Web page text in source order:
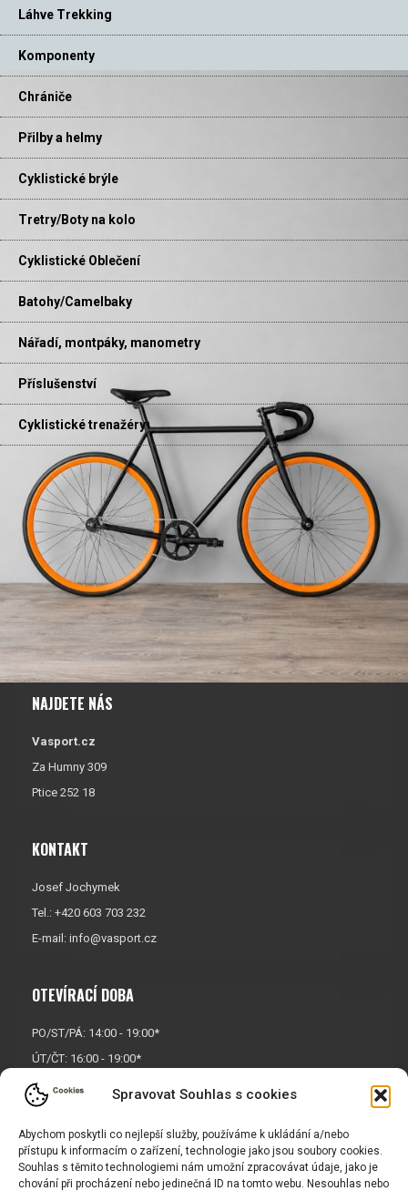
Spravovat Souhlas s cookies
Abychom poskytli co nejlepší služby, používáme k ukládání a/nebo
přístupu k informacím o zařízení, technologie jako jsou soubory cookies.
Souhlas s těmito technologiemi nám umožní zpracovávat údaje, jako je
chování při procházení nebo jedinečná ID na tomto webu. Nesouhlas nebo
Láhve Trekking
Komponenty
Chrániče
Přilby a helmy
Cyklistické brýle
Tretry/Boty na kolo
Cyklistické Oblečení
Batohy/Camelbaky
Nářadí, montpáky, manometry
Příslušenství
Cyklistické trenažéry
NAJDETE NÁS
Vasport.cz
Za Humny 309
Ptice 252 18
KONTAKT
Josef Jochymek
Tel.: +420 603 703 232
E-mail: info@vasport.cz
OTEVÍRACÍ DOBA
PO/ST/PÁ: 14:00 - 19:00*
ÚT/ČT: 16:00 - 19:00*
Sobota: 9:00 - 17:00*
Neděle:
* Říjen, listopad a prosinec
OTEVŘENO POUZE
PO/ST/PÁ